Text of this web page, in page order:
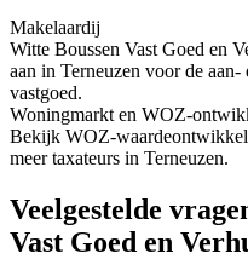
Makelaardij
Witte Boussen Vast Goed en
aan in Terneuzen voor de
vastgoed.
Woningmarkt en WOZ-
Bekijk WOZ-
meer taxateurs in Terneuzen.
Veelgestelde
Vast Goed en